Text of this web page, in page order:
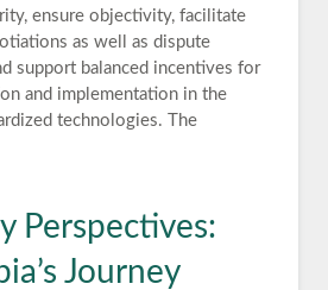
ensure objectivity, facilitate
as well as dispute
support balanced incentives for
and implementation in the
technologies. The
Perspectives:
Journey